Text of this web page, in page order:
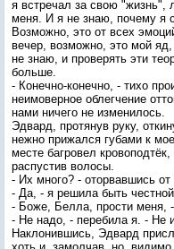
я встречал за свою
меня. И я не знаю, почему я
Возможно, это от всех
вечер, возможно, это мой
не знаю, и проверять эти
больше.
- Конечно-конечно, - тихо
неимоверное облегчение
нами ничего не изменилось.
Эдвард, протянув руку,
нежно прижался губами к
месте багровел
распустив волосы.
- Их много? - оторвавшись
- Да, - я решила быть
- Боже, Белла, прости меня,
- Не надо, - перебила я. - Не
Наклонившись, Эдвард